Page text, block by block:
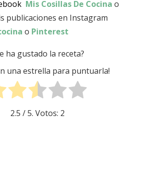
Mis Cosillas De Cocina o
publicaciones en Instagram
o Pinterest
ha gustado la receta?
una estrella para puntuarla!
2.5 / 5. Votos: 2